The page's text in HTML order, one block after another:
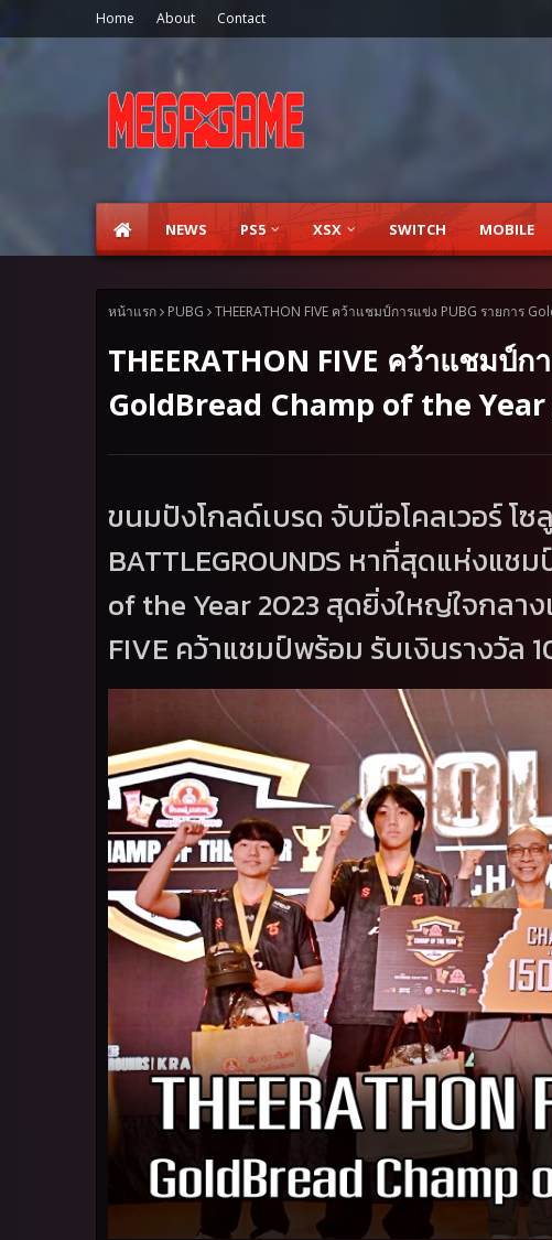
Home About Contact
NEWS PS5 XSX SWITCH MOBILE
หน้าแรก PUBG THEERATHON FIVE คว้าแชมป์การแข่ง PUBG รายการ
THEERATHON FIVE คว้าแชมป์ก
GoldBread Champ of the Year
ขนมปังโกลด์เบรด จับมือโคลเวอร์ โ
BATTLEGROUNDS หาที่สุดแห่งแชม
of the Year 2023 สุดยิ่งใหญ่ใจกลาง
FIVE คว้าแชมป์พร้อม รับเงินรางวัล